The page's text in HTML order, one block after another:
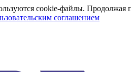
cookie-файлы. Продолжая
соглашением